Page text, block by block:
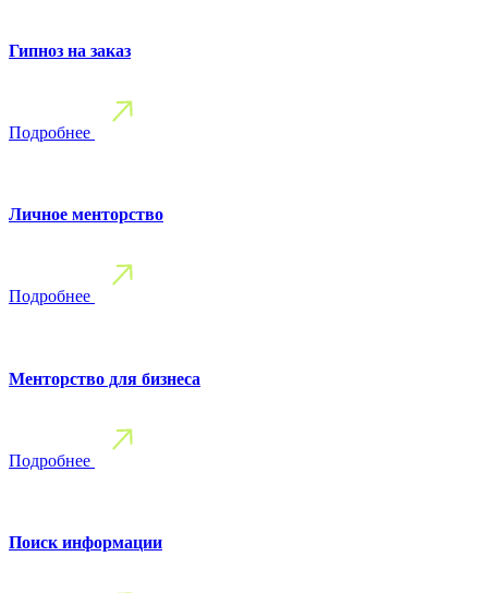
Гипноз на заказ
Подробнее
Личное менторство
Подробнее
Менторство для бизнеса
Подробнее
Поиск информации